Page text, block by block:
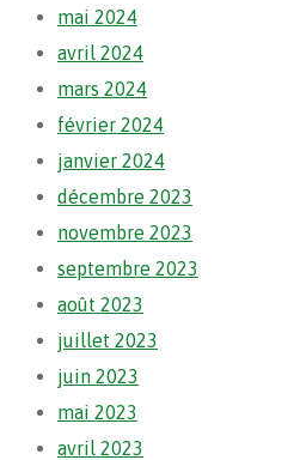
mai 2024
avril 2024
mars 2024
février 2024
janvier 2024
décembre 2023
novembre 2023
septembre 2023
août 2023
juillet 2023
juin 2023
mai 2023
avril 2023